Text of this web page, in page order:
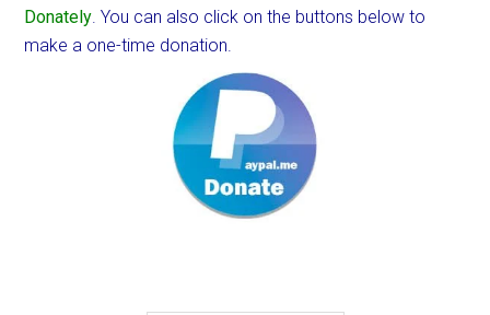
Donately. You can also click on the buttons below to
make a one-time donation.